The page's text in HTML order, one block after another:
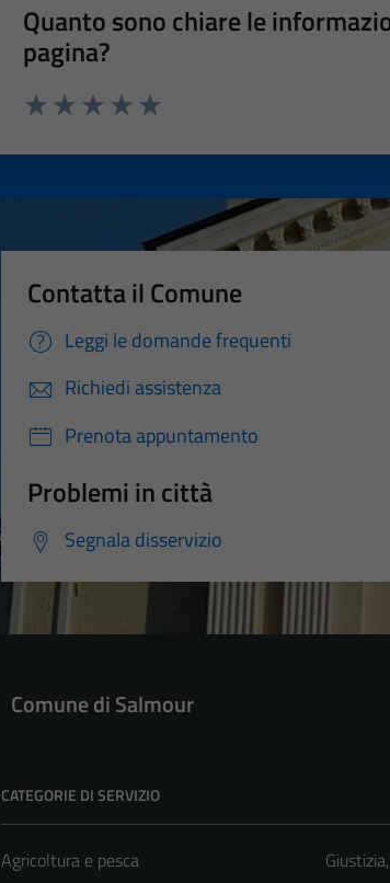
Quanto sono chiare le
pagina?
Contatta il Comune
Leggi le domande frequenti
Richiedi assistenza
Prenota appuntamento
Problemi in città
Segnala disservizio
Comune di Salmour
CATEGORIE DI SERVIZIO
Agricoltura e pesca